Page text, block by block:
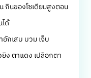
กินของโซเดียมสูงตอน
ด้
อักเสบ บวม เจ็บ
ยิง ตาแดง เปลือกตา